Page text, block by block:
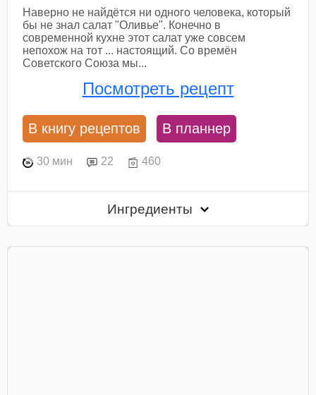
Наверно не найдётся ни одного человека, который
бы не знал салат "Оливье". Конечно в
современной кухне этот салат уже совсем
непохож на тот ... настоящий. Со времён
Советского Союза мы...
Посмотреть рецепт
В книгу рецептов В планнер
30 мин 22 460
Ингредиенты